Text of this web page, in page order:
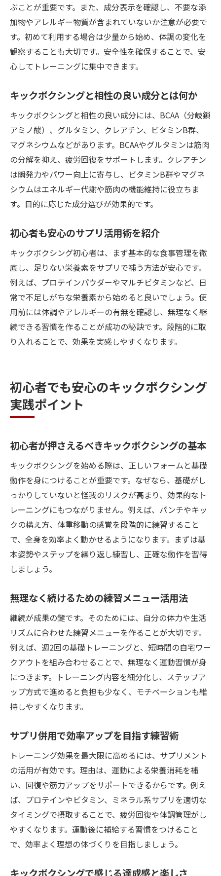
ぶことが重要です。また、成分表示を確認し、不要な添
加物やアレルギー物質が含まれていないか注意が必要で
す。初めて利用する場合は少量から始め、体調の変化を
観察することも大切です。安全性を確保することで、安
心してトレーニングに集中できます。
キックボクシングと相性の良い成分とは何か
キックボクシングと相性の良い成分には、BCAA（分岐鎖
アミノ酸）、グルタミン、クレアチン、ビタミンB群、
マグネシウムなどがあります。BCAAやグルタミンは筋肉
の分解を抑え、疲労回復をサポートします。クレアチン
は瞬発力やパワー向上に寄与し、ビタミンB群やマグネ
シウムはエネルギー代謝や筋肉の機能維持に役立ちま
す。目的に応じた成分選びが効果的です。
初心者も安心のサプリ活用術を紹介
キックボクシング初心者は、まず基本的な食事管理を徹
底し、足りない栄養素をサプリで補う方法が安心です。
例えば、プロテインパウダーやマルチビタミンなど、日
常で不足しがちな栄養素から始めると良いでしょう。使
用前には体調やアレルギーの有無を確認し、無理なく継
続できる習慣を作ることが成功の秘訣です。段階的に取
り入れることで、効果を実感しやすくなります。
初心者でも安心のキックボクシング
実践ポイント
初心者が押さえるべきキックボクシングの基本
キックボクシングを始める際は、正しいフォームと基礎
動作を身につけることが重要です。なぜなら、基礎がし
っかりしていないと怪我のリスクが高まり、効果的なト
レーニングにもつながりません。例えば、パンチやキッ
クの構え方、体重移動の感覚を段階的に練習すること
で、全身を効率よく動かせるようになります。まずは基
本姿勢やステップを繰り返し練習し、正確な動作を習得
しましょう。
無理なく続けるための練習メニュー活用法
継続が成果の鍵です。そのためには、自分の体力や生活
リズムに合わせた練習メニューを作ることが大切です。
例えば、週2回の基礎トレーニングと、短時間の自宅ワー
クアウトを組み合わせることで、無理なく運動習慣が身
につきます。トレーニング内容を細分化し、ステップア
ップ方式で進めると負担も少なく、モチベーションも維
持しやすくなります。
サプリ併用で効率アップを目指す練習術
トレーニング効果を最大限に高めるには、サプリメント
の活用が有効です。理由は、運動による栄養消耗を補
い、回復や筋力アップをサポートできるからです。例え
ば、プロテインやビタミン、ミネラル系サプリを適切な
タイミングで摂取することで、疲労回復や体調管理がし
やすくなります。運動後に補給する習慣をつけること
で、効率よく理想の体づくりを目指しましょう。
キックボクシングで感じる達成感と楽しさ